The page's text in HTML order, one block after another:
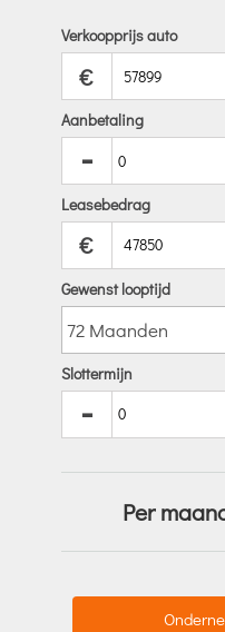
Verkoopprijs auto
€
Aanbetaling
-
Leasebedrag
€
Gewenst looptijd
Slottermijn
-
Per